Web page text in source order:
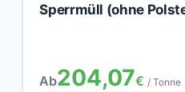
Sperrmüll (ohne
Ab204,07€ / Tonne